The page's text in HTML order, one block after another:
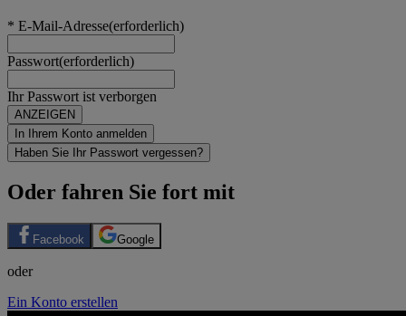
* E-Mail-Adresse(erforderlich)
Passwort(erforderlich)
Ihr Passwort ist verborgen
ANZEIGEN
In Ihrem Konto anmelden
Haben Sie Ihr Passwort vergessen?
Oder fahren Sie fort mit
Facebook Google
oder
Ein Konto erstellen